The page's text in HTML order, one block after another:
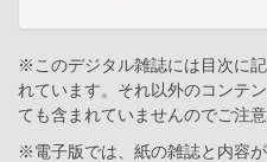
※このデジタル雑誌には目次に
れています。それ以外のコンテ
ても含まれていませんのでご注意
※電子版では、紙の雑誌と内容